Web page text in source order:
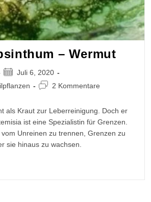
– Wermut
Beitrag
veröffentlicht:
Juli 6, 2020
Beitrags-2 Kommentare
als Kraut zur Leberreinigung. Doch er
ist eine Spezialistin für Grenzen.
Unreinen zu trennen, Grenzen zu
sie hinaus zu wachsen.